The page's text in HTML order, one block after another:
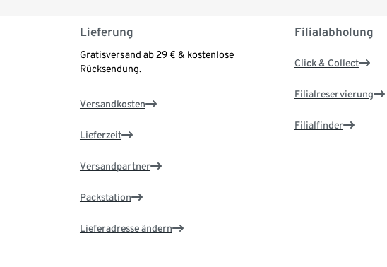
Lieferung
Gratisversand ab 29 € & kostenlose
Rücksendung.
Versandkosten
Lieferzeit
Versandpartner
Packstation
Lieferadresse ändern
Filialabholung
Click & Collect
Filialreservierung
Filialfinder